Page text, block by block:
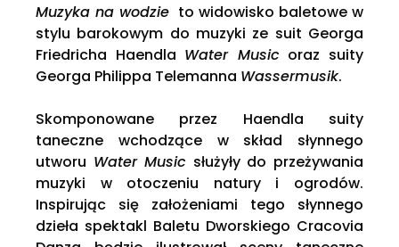
Muzyka na wodzie to widowisko baletowe w
stylu barokowym do muzyki ze suit Georga
Friedricha Haendla Water Music oraz suity
Georga Philippa Telemanna Wassermusik.
Skomponowane przez Haendla suity
taneczne wchodzące w skład słynnego
utworu Water Music służyły do przeżywania
muzyki w otoczeniu natury i ogrodów.
Inspirując się założeniami tego słynnego
dzieła spektakl Baletu Dworskiego Cracovia